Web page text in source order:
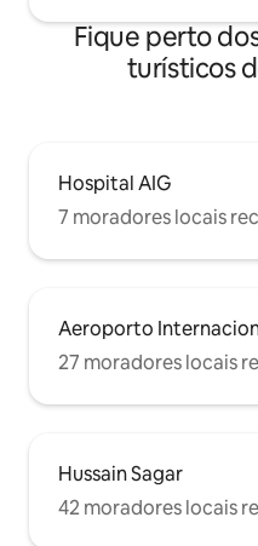
Fique perto
turísticos
Hospital AIG
7 moradores locais
Aeroporto
27 moradores locais
Hussain Sagar
42 moradores locais